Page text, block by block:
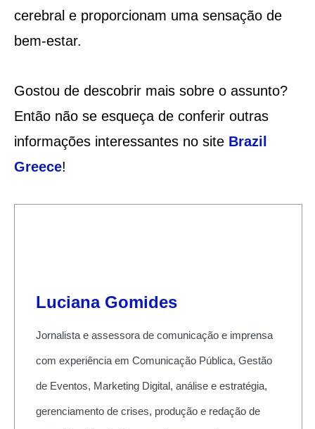
cerebral e proporcionam uma sensação de
bem-estar.
Gostou de descobrir mais sobre o assunto?
Então não se esqueça de conferir outras
informações interessantes no site Brazil
Greece!
Luciana Gomides
Jornalista e assessora de comunicação e imprensa
com experiência em Comunicação Pública, Gestão
de Eventos, Marketing Digital, análise e estratégia,
gerenciamento de crises, produção e redação de